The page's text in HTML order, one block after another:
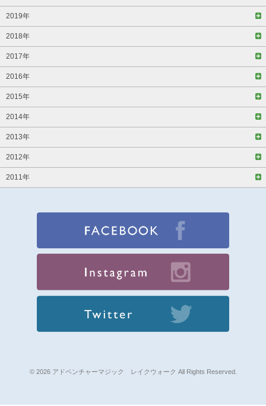
2019年
2018年
2017年
2016年
2015年
2014年
2013年
2012年
2011年
© 2026 アドベンチャーマジック レイクウォーク All Rights Reserved.